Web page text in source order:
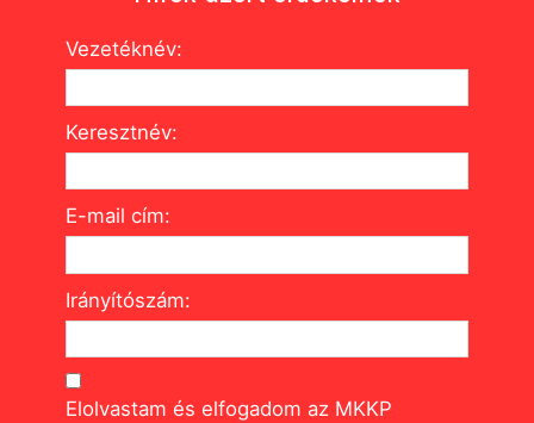
leszekkampánypénzt
pártot!
HOGY
leszekkampánypénzt
pártot!
HOGY
leszekkampánypénzt
pártot!
HOGY
Vezetéknév:
Keresztnév:
E-mail cím:
Irányítószám:
Elolvastam és elfogadom az MKKP